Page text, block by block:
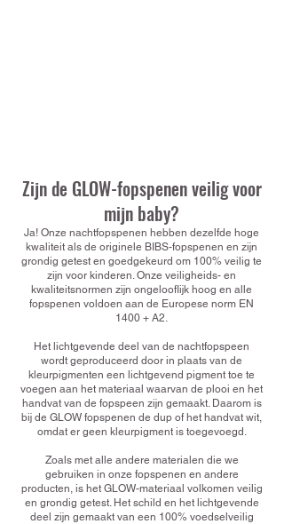
Zijn de GLOW-fopspenen veilig voor
mijn baby?
Ja! Onze nachtfopspenen hebben dezelfde hoge
kwaliteit als de originele BIBS-fopspenen en zijn
grondig getest en goedgekeurd om 100% veilig te
zijn voor kinderen. Onze veiligheids- en
kwaliteitsnormen zijn ongelooflijk hoog en alle
fopspenen voldoen aan de Europese norm EN
1400 + A2.
Het lichtgevende deel van de nachtfopspeen
wordt geproduceerd door in plaats van de
kleurpigmenten een lichtgevend pigment toe te
voegen aan het materiaal waarvan de plooi en het
handvat van de fopspeen zijn gemaakt. Daarom is
bij de GLOW fopspenen de dup of het handvat wit,
omdat er geen kleurpigment is toegevoegd.
Zoals met alle andere materialen die we
gebruiken in onze fopspenen en andere
producten, is het GLOW-materiaal volkomen veilig
en grondig getest. Het schild en het lichtgevende
deel zijn gemaakt van een 100% voedselveilig